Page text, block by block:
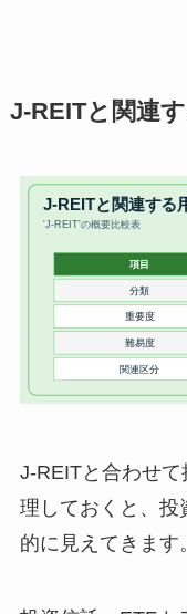
J-REITと関連
J-REITと合わせ
理しておくと、投
的に見えてきます。